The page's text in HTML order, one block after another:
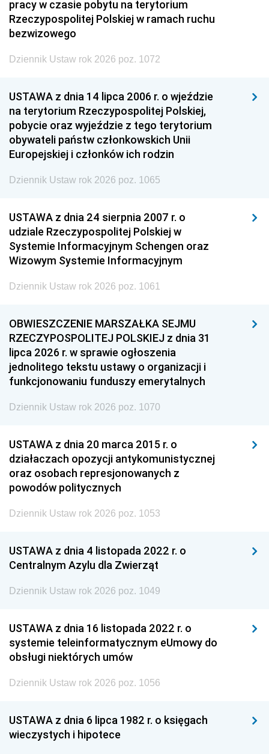
pracy w czasie pobytu na terytorium
Rzeczypospolitej Polskiej w ramach ruchu
bezwizowego
Dziennik Ustaw rok 2026 poz. 1072
USTAWA z dnia 14 lipca 2006 r. o wjeździe
na terytorium Rzeczypospolitej Polskiej,
pobycie oraz wyjeździe z tego terytorium
obywateli państw członkowskich Unii
Europejskiej i członków ich rodzin
Dziennik Ustaw rok 2026 poz. 1065
USTAWA z dnia 24 sierpnia 2007 r. o
udziale Rzeczypospolitej Polskiej w
Systemie Informacyjnym Schengen oraz
Wizowym Systemie Informacyjnym
Dziennik Ustaw rok 2026 poz. 1061
OBWIESZCZENIE MARSZAŁKA SEJMU
RZECZYPOSPOLITEJ POLSKIEJ z dnia 31
lipca 2026 r. w sprawie ogłoszenia
jednolitego tekstu ustawy o organizacji i
funkcjonowaniu funduszy emerytalnych
Dziennik Ustaw rok 2026 poz. 1070
USTAWA z dnia 20 marca 2015 r. o
działaczach opozycji antykomunistycznej
oraz osobach represjonowanych z
powodów politycznych
Dziennik Ustaw rok 2026 poz. 1053
USTAWA z dnia 4 listopada 2022 r. o
Centralnym Azylu dla Zwierząt
Dziennik Ustaw rok 2026 poz. 1049
USTAWA z dnia 16 listopada 2022 r. o
systemie teleinformatycznym eUmowy do
obsługi niektórych umów
Dziennik Ustaw rok 2026 poz. 1056
USTAWA z dnia 6 lipca 1982 r. o księgach
wieczystych i hipotece